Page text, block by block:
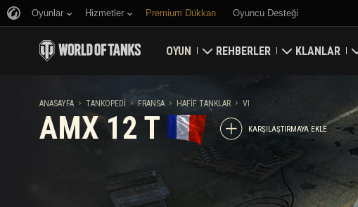
Oyunlar Hizmetler Premium Dükkan Oyuncu Desteği
OYUN
Bonus Kodları Alın
Haberler
Reytingler
REHBERLER
Genel Rehber
Oyun Ekonomisi
Hesap Güvenliği
KLANLAR
Dünya Haritası
Klan Reytingleri
ANASAYFA TANKOPEDI FRANSA HAFIF TANKLAR VI
AMX 12 T KARŞILAŞTIRMAYA EKLE